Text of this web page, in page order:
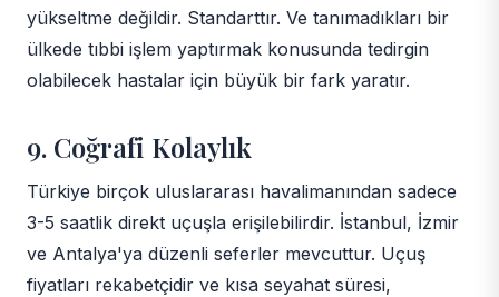
yükseltme değildir. Standarttır. Ve tanımadıkları bir
ülkede tıbbi işlem yaptırmak konusunda tedirgin
olabilecek hastalar için büyük bir fark yaratır.
9. Coğrafi Kolaylık
Türkiye birçok uluslararası havalimanından sadece
3-5 saatlik direkt uçuşla erişilebilirdir. İstanbul, İzmir
ve Antalya'ya düzenli seferler mevcuttur. Uçuş
fiyatları rekabetçidir ve kısa seyahat süresi,